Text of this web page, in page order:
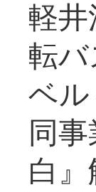
軽
転
ベ
同
白